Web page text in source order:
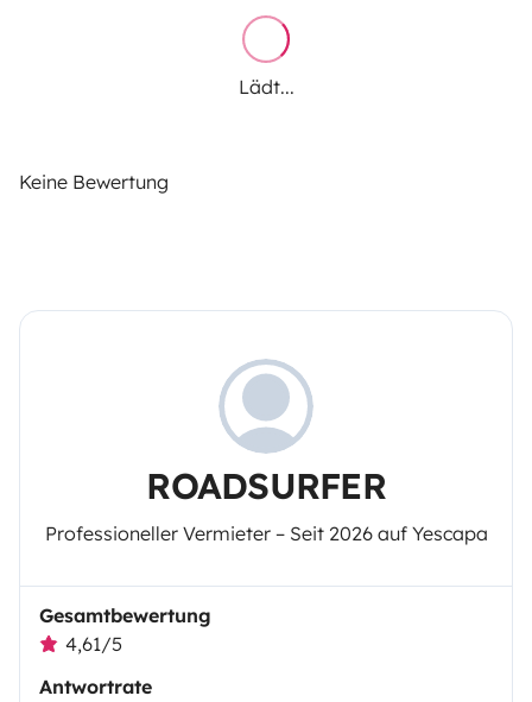
Lädt...
Keine Bewertung
ROADSURFER
Professioneller Vermieter – Seit 2026 auf Yescapa
Gesamtbewertung
4,61/5
Antwortrate